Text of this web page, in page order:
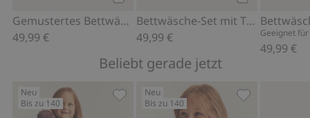
Gemustertes Bettwäsche-Set 80x100
49,99 €
Bettwäsche-Set mit Tiermotiv 80x100
49,99 €
Geeignet
49,99 €
Beliebt gerade jetzt
Neu
Bis zu 140
Langärmeliges Oberteil mit Rüsche,
Neu
Bis zu 140